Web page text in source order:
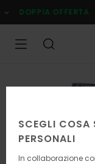
alle
informazioni
prodotto
OFFERTA 25%
SCEGLI COSA
PERSONALI
In collaborazione